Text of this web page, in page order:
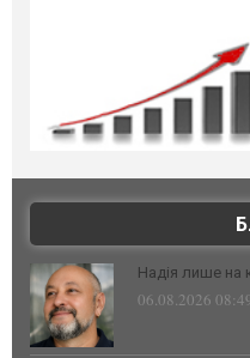
Надія лише на
06.08.2026